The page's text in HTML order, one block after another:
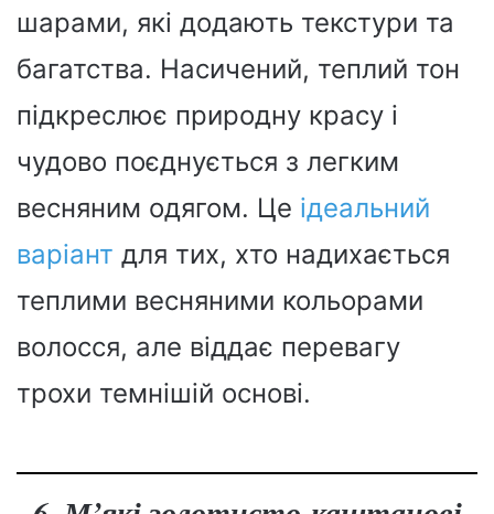
шарами, які додають текстури та
багатства. Насичений, теплий тон
підкреслює природну красу і
чудово поєднується з легким
весняним одягом. Це ідеальний
варіант для тих, хто надихається
теплими весняними кольорами
волосся, але віддає перевагу
трохи темнішій основі.